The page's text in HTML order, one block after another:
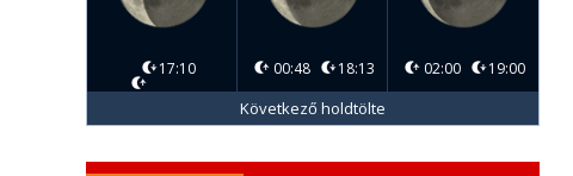
17:10 00:48 18:13 02:00 19:00
Következő holdtölte